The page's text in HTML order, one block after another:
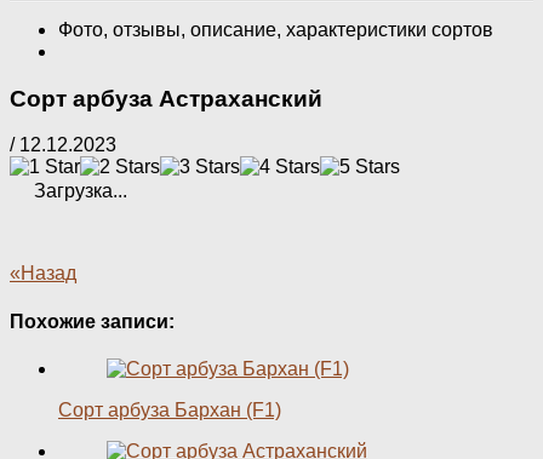
Фото, отзывы, описание, характеристики сортов
Сорт арбуза Астраханский
/ 12.12.2023
Загрузка...
«Назад
Похожие записи:
Сорт арбуза Бархан (F1)